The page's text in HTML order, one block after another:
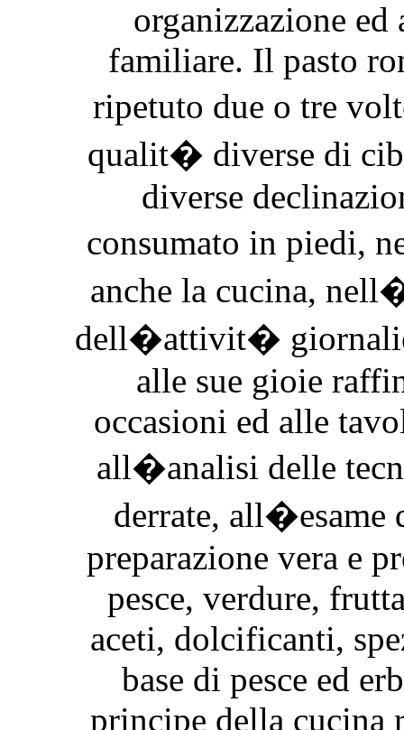
organizzazione ed
familiare. Il pasto
ripetuto due o tre
qualit� diverse di
diverse
consumato in piedi,
anche la cucina,
dell�attivit�
alle sue gioie
occasioni ed alle
all�analisi delle
derrate, all�esame
preparazione vera e
pesce, verdure,
aceti, dolcificanti,
base di pesce ed
principe della cucina